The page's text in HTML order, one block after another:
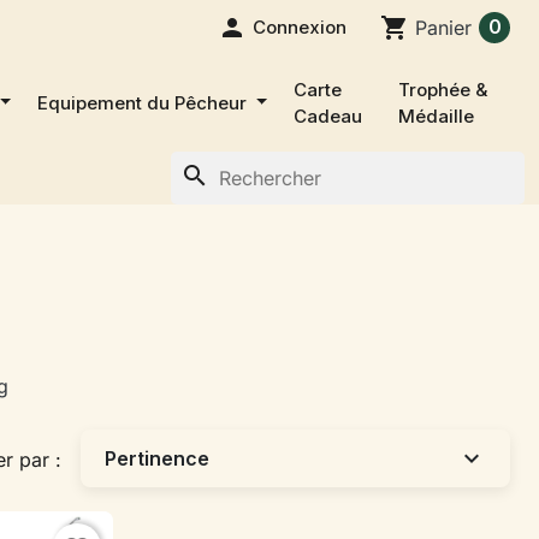
 Connexion shopping_cart Panier 0
Equipement du Pêcheur
Carte
Cadeau
Trophée &
Médaille
search
par : Pertinence expand_more